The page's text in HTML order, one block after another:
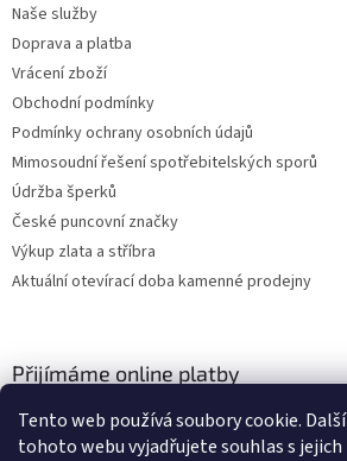
Tento web používá soubory cookie.
tohoto webu vyjadřujete souhlas s jejich
Naše služby
Doprava a platba
Vrácení zboží
Obchodní podmínky
Podmínky ochrany osobních údajů
Mimosoudní řešení spotřebitelských sporů
Údržba šperků
České puncovní značky
Výkup zlata a stříbra
Aktuální otevírací doba kamenné prodejny
Přijímáme online platby